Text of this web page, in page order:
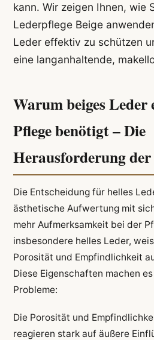
kann. Wir zeigen Ihnen, wie
Lederpflege Beige
Leder effektiv zu schützen
eine langanhaltende,
Warum beiges Leder
Pflege benötigt – Die
Herausforderung
Die Entscheidung für helles
ästhetische Aufwertung mit
mehr Aufmerksamkeit bei der
insbesondere helles Leder,
Porosität und Empfindlichkeit
Diese Eigenschaften machen
Probleme:
Die Porosität und
reagieren stark auf äußere